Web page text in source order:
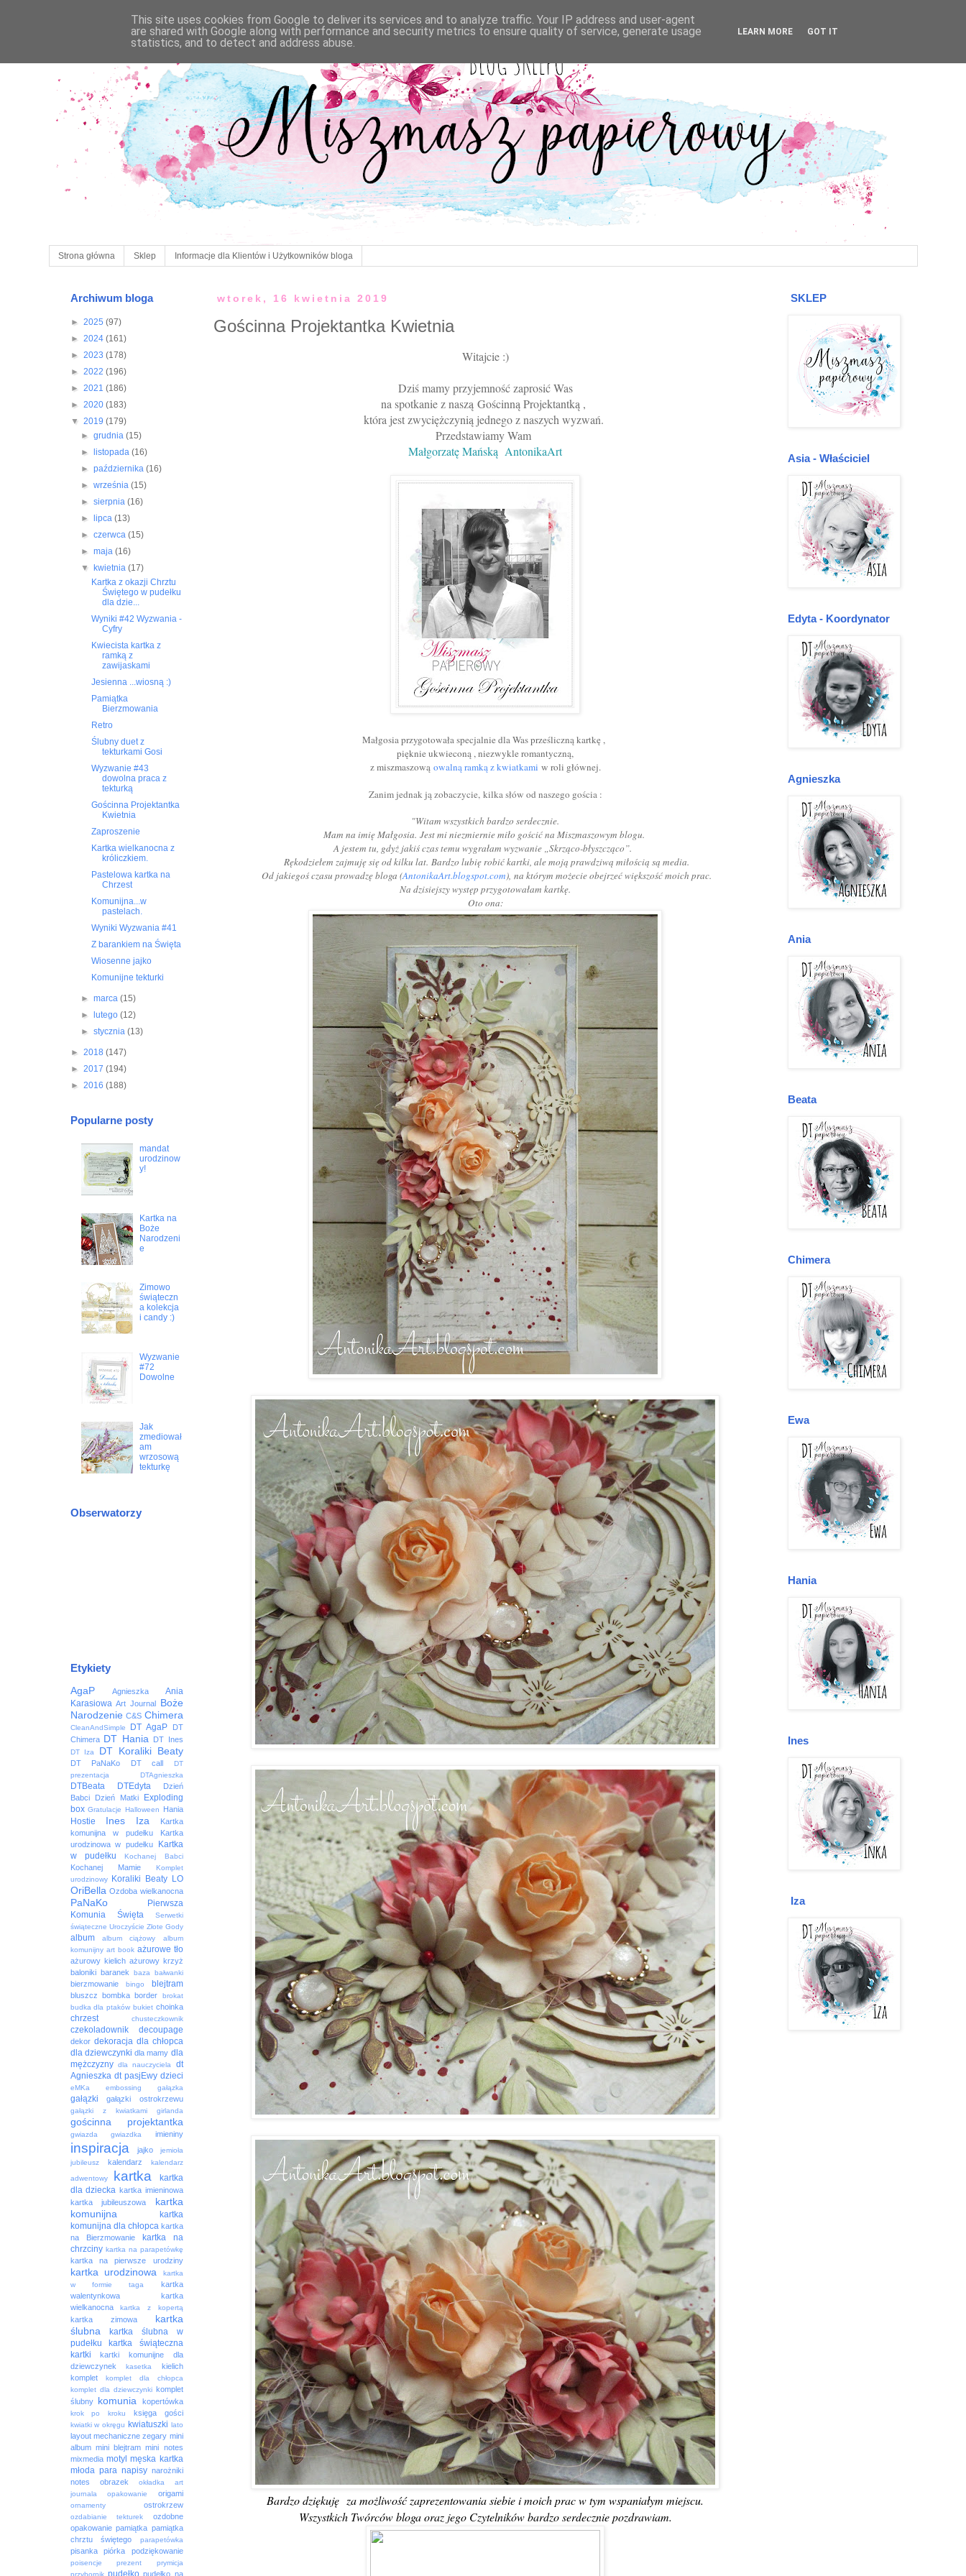
Strona główna Sklep Informacje dla Klientów i Użytkowników bloga
wtorek, 16 kwietnia 2019
Gościnna Projektantka Kwietnia
Witajcie :)
Dziś mamy przyjemność zaprosić Was
na spotkanie z naszą Gościnną Projektantką ,
która jest zwyciężczynią jednego z naszych wyzwań.
Przedstawiamy Wam
Małgorzatę Mańską AntonikaArt
Małgosia przygotowała specjalnie dla Was prześliczną kartkę ,
pięknie ukwieconą , niezwykle romantyczną,
z miszmaszową owalną ramką z kwiatkami w roli głównej.
Zanim jednak ją zobaczycie, kilka słów od naszego gościa :
"Witam wszystkich bardzo serdecznie.
Mam na imię Małgosia. Jest mi niezmiernie miło gościć na Miszmaszowym blogu.
A jestem tu, gdyż jakiś czas temu wygrałam wyzwanie „Skrząco-błyszcząco”.
Rękodziełem zajmuję się od kilku lat. Bardzo lubię robić kartki, ale moją prawdziwą miłością są media.
Od jakiegoś czasu prowadzę bloga (AntonikaArt.blogspot.com), na którym możecie obejrzeć większość moich prac.
Na dzisiejszy występ przygotowałam kartkę.
Oto ona:
Bardzo dziękuję za możliwość zaprezentowania siebie i moich prac w tym wspaniałym miejscu.
Wszystkich Twórców bloga oraz jego Czytelników bardzo serdecznie pozdrawiam.
Archiwum bloga
► 2025 (97)
► 2024 (161)
► 2023 (178)
► 2022 (196)
► 2021 (186)
► 2020 (183)
▼ 2019 (179)
► grudnia (15)
►
listopada (16)
► października (16)
► września (15)
► sierpnia (16)
►
lipca (13)
► czerwca (15)
► maja (16)
▼
kwietnia (17)
Kartka z okazji Chrztu
Świętego w pudełku
dla dzie...
Wyniki #42 Wyzwania -
Cyfry
Kwiecista kartka z
ramką z
zawijaskami
Jesienna ...wiosną :)
Pamiątka
Bierzmowania
Retro
Ślubny duet z
tekturkami Gosi
Wyzwanie #43
dowolna praca z
tekturką
Gościnna Projektantka
Kwietnia
Zaproszenie
Kartka wielkanocna z
króliczkiem.
Pastelowa kartka na
Chrzest
Komunijna...w
pastelach.
Wyniki Wyzwania #41
Z barankiem na Święta
Wiosenne jajko
Komunijne tekturki
► marca (15)
►
lutego (12)
► stycznia (13)
► 2018 (147)
► 2017 (194)
► 2016 (188)
Popularne posty
mandat
urodzinow
y!
Kartka na
Boże
Narodzeni
e
Zimowo
świąteczn
a kolekcja
i candy :)
Wyzwanie
#72
Dowolne
Jak
zmediował
am
wrzosową
tekturkę
Obserwatorzy
Etykiety
AgaP Agnieszka
Ania
Karasiowa Art Journal
Boże
Narodzenie C&S Chimera
CleanAndSimple DT AgaP
DT
Chimera DT Hania DT Ines
DT Iza DT Koraliki Beaty
DT PaNaKo DT call
DT
prezentacja
DTAgnieszka
DTBeata DTEdyta
Dzień
Babci
Dzień Matki
Exploding
box Gratulacje Halloween Hania
Hostie Ines Iza
Kartka
komunijna w pudełku
Kartka
urodzinowa w pudełku
Kartka
w pudełku
Kochanej Babci
Kochanej Mamie
Komplet
urodzinowy
Koraliki Beaty LO
OriBella Ozdoba wielkanocna
PaNaKo
Pierwsza
Komunia Święta
Serwetki
świąteczne Uroczyście Złote Gody
album album ciążowy
album
komunijny art book ażurowe tło
ażurowy kielich ażurowy krzyż
baloniki
baranek baza bałwanki
bierzmowanie bingo blejtram
bluszcz bombka border
brokat
budka dla ptaków bukiet choinka
chrzest chusteczkownik
czekoladownik decoupage
dekor dekoracja dla chłopca
dla dziewczynki dla mamy dla
mężczyzny dla nauczyciela
dt
Agnieszka dt pasjEwy dzieci
eMKa embossing gałązka
gałązki gałązki ostrokrzewu
gałązki z kwiatkami girlanda
gościnna projektantka
gwiazda gwiazdka imieniny
inspiracja jajko
jemioła
jubileusz
kalendarz
kalendarz
adwentowy
kartka
kartka
dla dziecka kartka imieninowa
kartka jubileuszowa
kartka
komunijna
kartka
komunijna dla chłopca kartka
na Bierzmowanie
kartka na
chrzciny kartka na parapetówkę
kartka na pierwsze urodziny
kartka urodzinowa
kartka
w formie taga
kartka
walentynkowa
kartka
wielkanocna
kartka z kopertą
kartka zimowa
kartka
ślubna
kartka ślubna w
pudełku
kartka świąteczna
kartki
kartki komunijne dla
dziewczynek
kasetka
kielich
komplet
komplet dla chłopca
komplet dla dziewczynki komplet
ślubny
komunia kopertówka
krok po kroku księga gości
kwiatki w okręgu kwiatuszki lato
layout mechaniczne zegary mini
album mini blejtram mini notes
mixmedia motyl męska kartka
młoda para napisy narożniki
notes
obrazek
okładka art
journala
opakowanie origami
ornamenty ostrokrzew
ozdabianie tekturek
ozdobne
opakowanie pamiątka pamiątka
chrztu świętego
parapetówka
pisanka piórka podziękowanie
poisencje prezent
prymicja
przybornik
pudełko na
SKLEP
Asia - Właściciel
Edyta - Koordynator
Agnieszka
Ania
Beata
Chimera
Ewa
Hania
Ines
Iza
This site uses cookies from Google to deliver its services and to analyze traffic. Your IP address and user-agent
are shared with Google along with performance and security metrics to ensure quality of service, generate usage
statistics, and to detect and address abuse.
LEARN MORE GOT IT